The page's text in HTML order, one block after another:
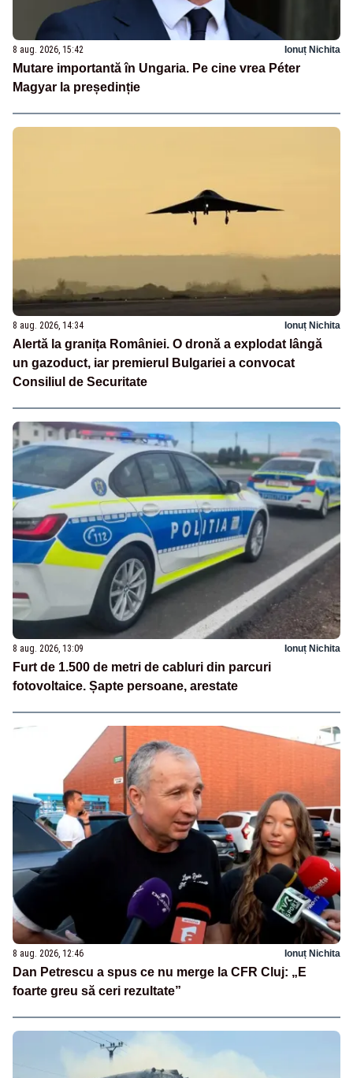
8 aug. 2026, 15:42 Ionuț Nichita
Mutare importantă în Ungaria. Pe cine vrea Péter
Magyar la președinție
8 aug. 2026, 14:34 Ionuț Nichita
Alertă la granița României. O dronă a explodat lângă
un gazoduct, iar premierul Bulgariei a convocat
Consiliul de Securitate
8 aug. 2026, 13:09 Ionuț Nichita
Furt de 1.500 de metri de cabluri din parcuri
fotovoltaice. Șapte persoane, arestate
8 aug. 2026, 12:46 Ionuț Nichita
Dan Petrescu a spus ce nu merge la CFR Cluj: „E
foarte greu să ceri rezultate”